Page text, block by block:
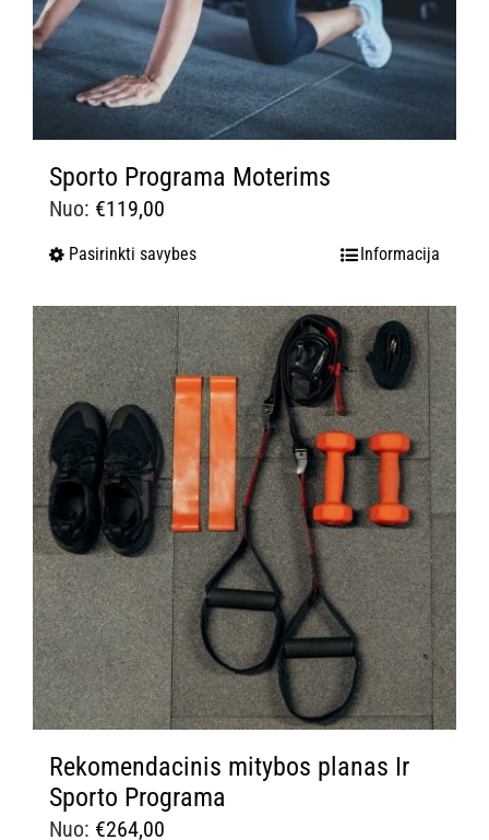
Sporto Programa Moterims
Nuo: €119,00
Pasirinkti savybes Informacija
Rekomendacinis mitybos planas Ir
Sporto Programa
Nuo: €264,00